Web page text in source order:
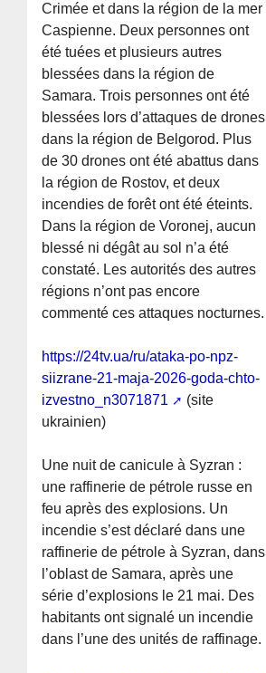
Crimée et dans la région de la mer
Caspienne. Deux personnes ont
été tuées et plusieurs autres
blessées dans la région de
Samara. Trois personnes ont été
blessées lors d’attaques de drones
dans la région de Belgorod. Plus
de 30 drones ont été abattus dans
la région de Rostov, et deux
incendies de forêt ont été éteints.
Dans la région de Voronej, aucun
blessé ni dégât au sol n’a été
constaté. Les autorités des autres
régions n’ont pas encore
commenté ces attaques nocturnes.
https://24tv.ua/ru/ataka-po-npz-
siizrane-21-maja-2026-goda-chto-
izvestno_n3071871
(site
ukrainien)
Une nuit de canicule à Syzran :
une raffinerie de pétrole russe en
feu après des explosions. Un
incendie s’est déclaré dans une
raffinerie de pétrole à Syzran, dans
l’oblast de Samara, après une
série d’explosions le 21 mai. Des
habitants ont signalé un incendie
dans l’une des unités de raffinage.